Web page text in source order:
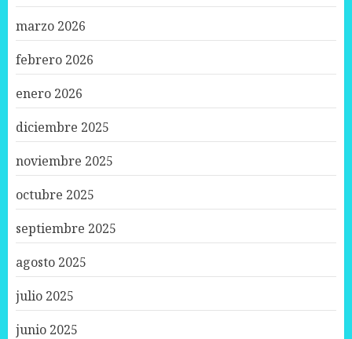
marzo 2026
febrero 2026
enero 2026
diciembre 2025
noviembre 2025
octubre 2025
septiembre 2025
agosto 2025
julio 2025
junio 2025